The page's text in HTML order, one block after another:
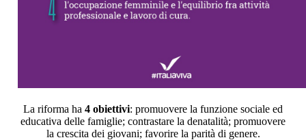
La riforma ha 4 obiettivi: promuovere la funzione sociale ed
educativa delle famiglie; contrastare la denatalità; promuovere
la crescita dei giovani; favorire la parità di genere.